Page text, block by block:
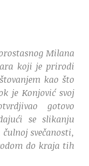
Milana
koji je prirodi
kao što
je Konjović svoj
gotovo
se slikanju
svečanosti,
do kraja tih